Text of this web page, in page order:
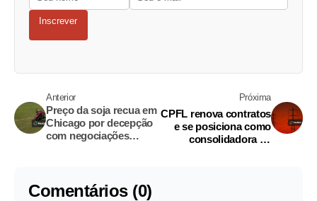
Inscrever
Anterior
Preço da soja recua em
Chicago por decepção
com negociações
Próxima
CPFL renova contratos
e se posiciona como
consolidadora na
Comentários (0)